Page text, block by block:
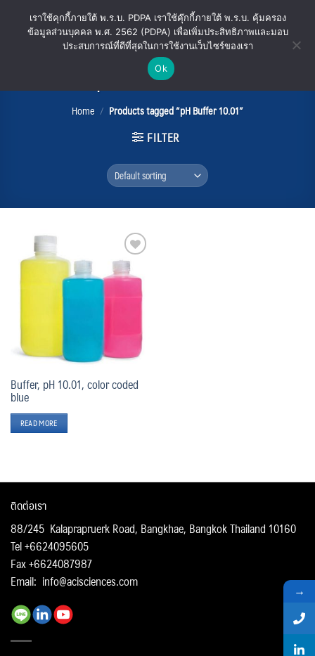
pH Buffer 10.01
Home / Products tagged “pH Buffer 10.01”
FILTER
Add
to
wishlist
Buffer, pH 10.01, color coded
blue
READ MORE
ติดต่อเรา
88/245 Kalaprapruerk Road, Bangkhae, Bangkok Thailand 10160
Tel +6624095605
Fax +6624087987
Email: info@acisciences.com
→
เราใช้คุกกี้ภายใต้ พ.ร.บ. PDPA เราใช้คุ๊กกี้ภายใต้ พ.ร.บ. คุ้มครอง
ข้อมูลส่วนบุคคล พ.ศ. 2562 (PDPA) เพื่อเพิ่มประสิทธิภาพและมอบ
ประสบการณ์ที่ดีที่สุดในการใช้งานเว็บไซร์ของเรา
Ok